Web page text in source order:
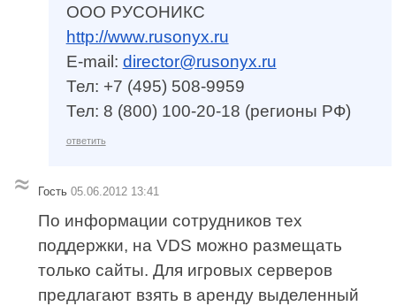
ООО РУСОНИКС
http://www.rusonyx.ru
E-mail: director@rusonyx.ru
Тел: +7 (495) 508-9959
Тел: 8 (800) 100-20-18 (регионы РФ)
ответить
Гость 05.06.2012 13:41
По информации сотрудников тех
поддержки, на VDS можно размещать
только сайты. Для игровых серверов
предлагают взять в аренду выделенный